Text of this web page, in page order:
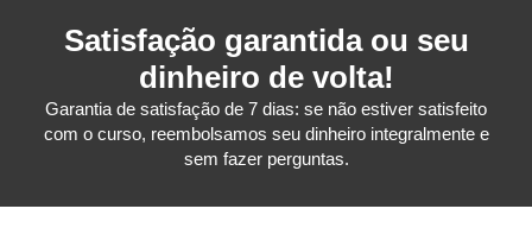
Satisfação garantida ou seu
dinheiro de volta!
Garantia de satisfação de 7 dias: se não estiver satisfeito
com o curso, reembolsamos seu dinheiro integralmente e
sem fazer perguntas.